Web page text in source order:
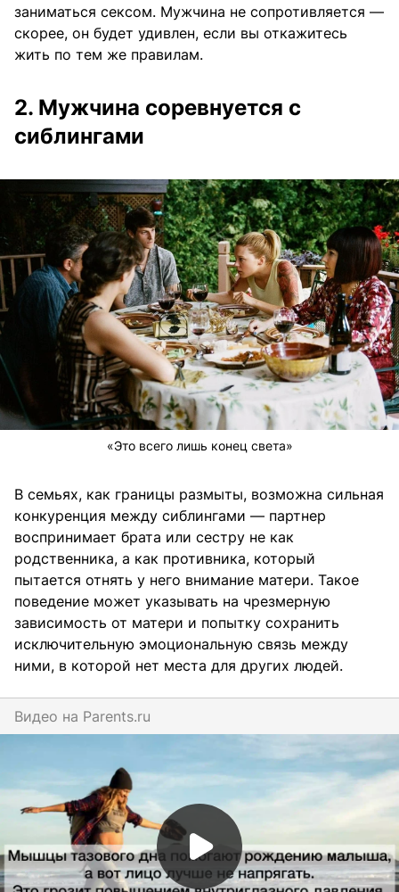
заниматься сексом. Мужчина не сопротивляется —
скорее, он будет удивлен, если вы откажитесь
жить по тем же правилам.
2. Мужчина соревнуется с
сиблингами
«Это всего лишь конец света»
В семьях, как границы размыты, возможна сильная
конкуренция между сиблингами — партнер
воспринимает брата или сестру не как
родственника, а как противника, который
пытается отнять у него внимание матери. Такое
поведение может указывать на чрезмерную
зависимость от матери и попытку сохранить
исключительную эмоциональную связь между
ними, в которой нет места для других людей.
Видео на parents.ru